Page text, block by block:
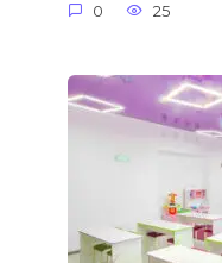
0 25